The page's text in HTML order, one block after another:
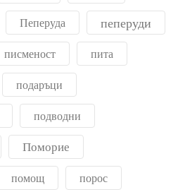
Пеперуда пеперуди
писменост пита
подаръци
подводни
Поморие
помощ порос